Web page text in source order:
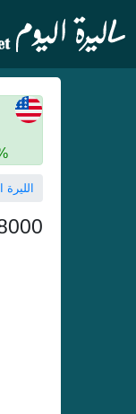
الليرة
8000 يورو كم ليرة سورية - ثمانية آلاف يورو